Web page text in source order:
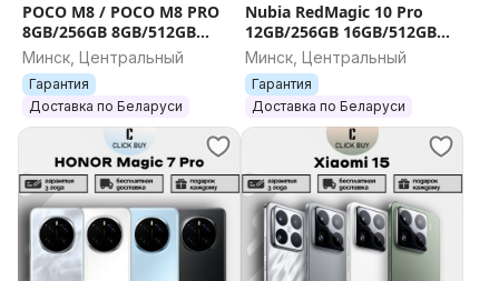
POCO M8 / POCO M8 PRO
8GB/256GB 8GB/512GB
12GB/512GB
Минск, Центральный
Гарантия
Доставка по Беларуси
Nubia RedMagic 10 Pro
12GB/256GB 16GB/512GB
24GB/1TB
Минск, Центральный
Гарантия
Доставка по Беларуси